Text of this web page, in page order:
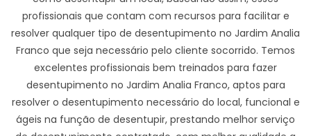
profissionais que contam com recursos para facilitar e
resolver qualquer tipo de desentupimento no Jardim Analia
Franco que seja necessário pelo cliente socorrido. Temos
excelentes profissionais bem treinados para fazer
desentupimento no Jardim Analia Franco, aptos para
resolver o desentupimento necessário do local, funcional e
ágeis na função de desentupir, prestando melhor serviço